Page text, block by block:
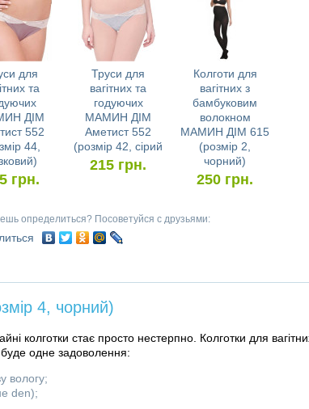
для
та
ДІМ
552
44,
грн.
Труси для
вагітних та
годуючих
МАМИН ДІМ
Аметист 552
(розмір 42, сірий
215 грн.
Колготи для
вагітних з
бамбуковим
волокном
МАМИН ДІМ 615
(розмір 2,
чорний)
250 грн.
определиться? Посоветуйся с друзьями:
4, чорний)
колготки стає просто нестерпно. Колготки для
одне задоволення:
вологу;
den);